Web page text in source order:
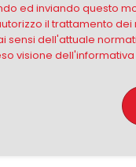
ed inviando questo
il trattamento dei
sensi dell'attuale
visione